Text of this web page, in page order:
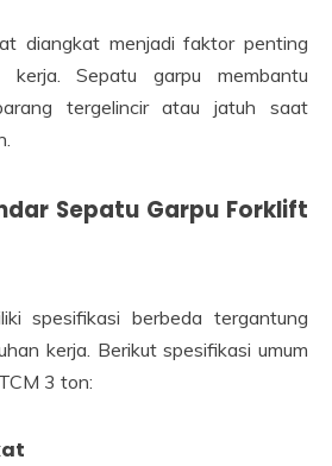
diangkat menjadi faktor penting
kerja. Sepatu garpu membantu
tergelincir atau jatuh saat
Sepatu Garpu Forklift
spesifikasi berbeda tergantung
kerja. Berikut spesifikasi umum
3 ton: